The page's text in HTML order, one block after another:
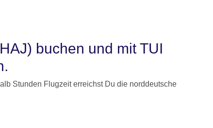
buchen und mit TUI
Stunden Flugzeit erreichst Du die norddeutsche